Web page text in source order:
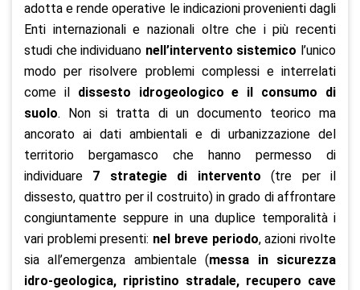
adotta e rende operative le indicazioni provenienti dagli
Enti internazionali e nazionali oltre che i più recenti
studi che individuano nell’intervento sistemico l’unico
modo per risolvere problemi complessi e interrelati
come il dissesto idrogeologico e il consumo di
suolo. Non si tratta di un documento teorico ma
ancorato ai dati ambientali e di urbanizzazione del
territorio bergamasco che hanno permesso di
individuare 7 strategie di intervento (tre per il
dissesto, quattro per il costruito) in grado di affrontare
congiuntamente seppure in una duplice temporalità i
vari problemi presenti: nel breve periodo, azioni rivolte
sia all’emergenza ambientale (messa in sicurezza
idro-geologica, ripristino stradale, recupero cave